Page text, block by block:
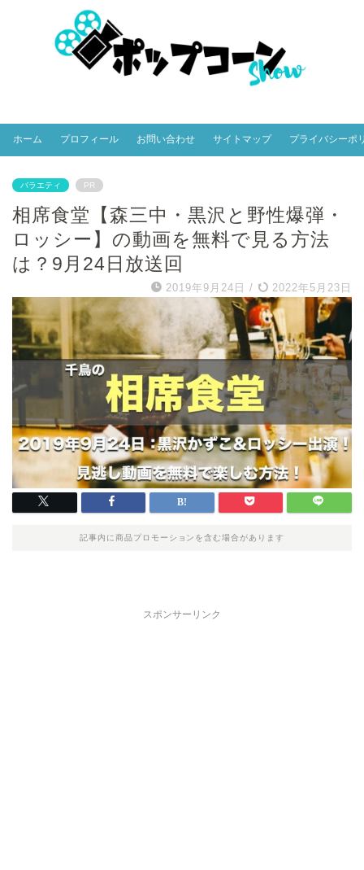
ホーム プロフィール お問い合わせ サイトマップ プライバシーポ
バラエティ PR
相席食堂【森三中・黒沢と野性爆弾・
ロッシー】の動画を無料で見る方法
は？9月24日放送回
2019年9月24日 / 2022年5月23日
記事内に商品プロモーションを含む場合があります
スポンサーリンク